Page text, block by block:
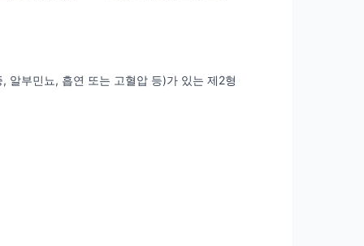
알부민뇨, 흡연 또는 고혈압 등)가 있는 제2형